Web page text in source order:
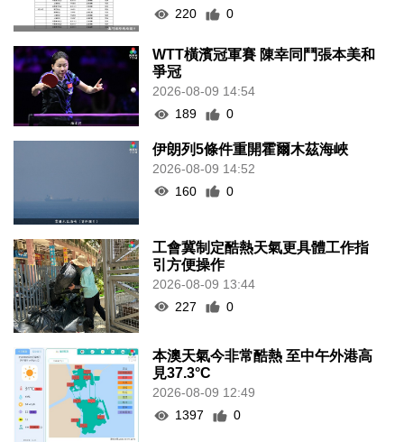
220
0
WTT橫濱冠軍賽 陳幸同鬥張本美和
爭冠
2026-08-09 14:54
189
0
伊朗列5條件重開霍爾木茲海峽
2026-08-09 14:52
160
0
工會冀制定酷熱天氣更具體工作指
引方便操作
2026-08-09 13:44
227
0
本澳天氣今非常酷熱 至中午外港高
見37.3°C
2026-08-09 12:49
1397
0